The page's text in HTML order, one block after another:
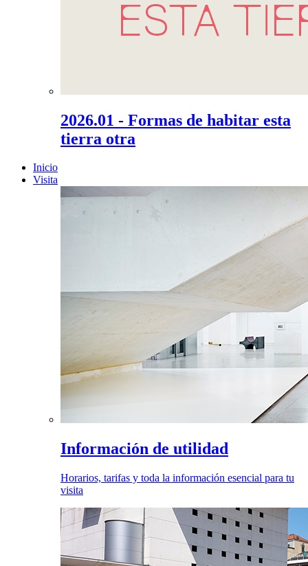
2026.01 - Formas de habitar esta
tierra otra
Inicio
Visita
Información de utilidad
Horarios, tarifas y toda la información esencial para tu
visita